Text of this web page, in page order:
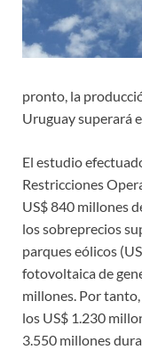
pronto, la
Uruguay superará
El estudio
Restricciones
US$ 840 millones
los sobreprecios
parques eólicos
fotovoltaica de
millones. Por
los US$ 1.230
3.550 millones